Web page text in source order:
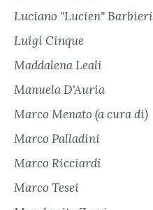
Luciano "Lucien" Barbieri
Luigi Cinque
Maddalena Leali
Manuela D'Auria
Marco Menato (a cura di)
Marco Palladini
Marco Ricciardi
Marco Tesei